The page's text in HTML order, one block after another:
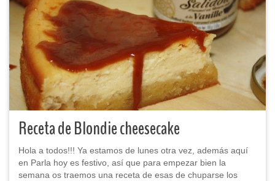
Receta de Blondie cheesecake
Hola a todos!!! Ya estamos de lunes otra vez, además aquí
en Parla hoy es festivo, así que para empezar bien la
semana os traemos una receta de esas de chuparse los